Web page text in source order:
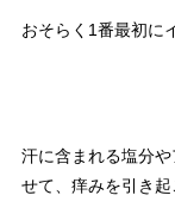
おそらく1番最初に
汗に含まれる塩分
せて、痒みを引き起